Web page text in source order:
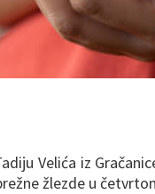
Velića iz
žlezde u